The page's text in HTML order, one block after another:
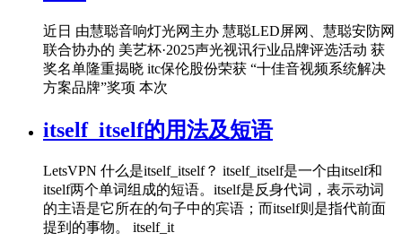
近日 由慧聪音响灯光网主办 慧聪LED屏网、慧聪安防网
联合协办的 美艺杯·2025声光视讯行业品牌评选活动 获
奖名单隆重揭晓 itc保伦股份荣获 “十佳音视频系统解决
方案品牌”奖项 本次
itself_itself的用法及短语
LetsVPN 什么是itself_itself？ itself_itself是一个由itself和
itself两个单词组成的短语。itself是反身代词，表示动词
的主语是它所在的句子中的宾语；而itself则是指代前面
提到的事物。 itself_it